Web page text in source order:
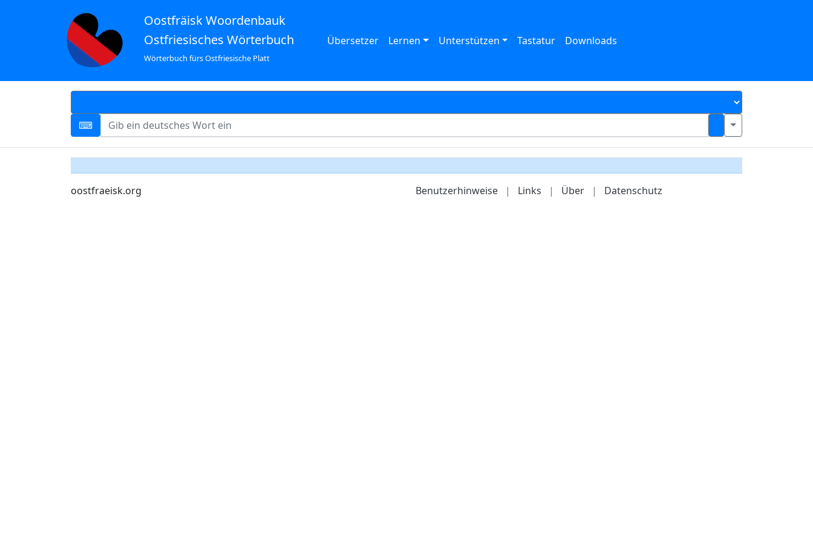
Oostfräisk Woordenbauk
Ostfriesisches Wörterbuch
Wörterbuch fürs Ostfriesische Platt
Übersetzer Lernen Unterstützen Tastatur Downloads
oostfraeisk.org Benutzerhinweise | Links | Über | Datenschutz